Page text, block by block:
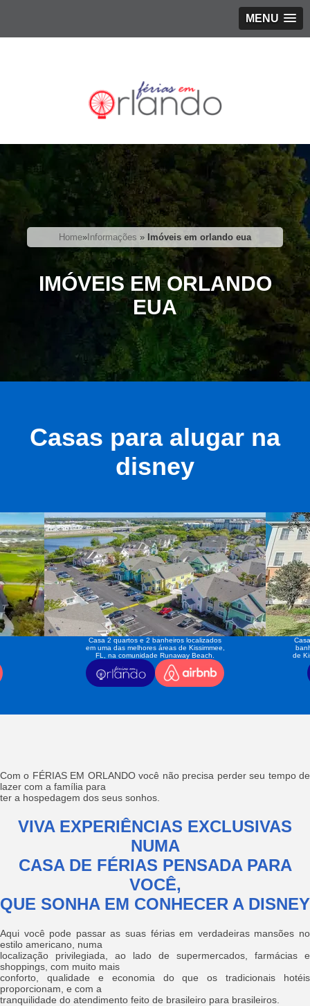
MENU
Home» Informações » Imóveis em orlando eua
IMÓVEIS EM ORLANDO
EUA
Casas para alugar na
disney
Casa 2 quartos e 2 banheiros localizados
em uma das melhores áreas de Kissimmee,
FL, na comunidade Runaway Beach.
de
Com o FÉRIAS EM ORLANDO você não precisa perder seu tempo de
lazer com a família para
ter a hospedagem dos seus sonhos.
VIVA EXPERIÊNCIAS EXCLUSIVAS
NUMA
CASA DE FÉRIAS PENSADA PARA
VOCÊ,
QUE SONHA EM CONHECER A DISNEY
Aqui você pode passar as suas férias em verdadeiras mansões no
estilo americano, numa
localização privilegiada, ao lado de supermercados, farmácias e
shoppings, com muito mais
conforto, qualidade e economia do que os tradicionais hotéis
proporcionam, e com a
tranquilidade do atendimento feito de brasileiro para brasileiros.